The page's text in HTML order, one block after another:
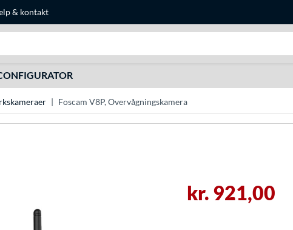
& kontakt
Foscam V8P, Overvågningskamera
kr. 921,00